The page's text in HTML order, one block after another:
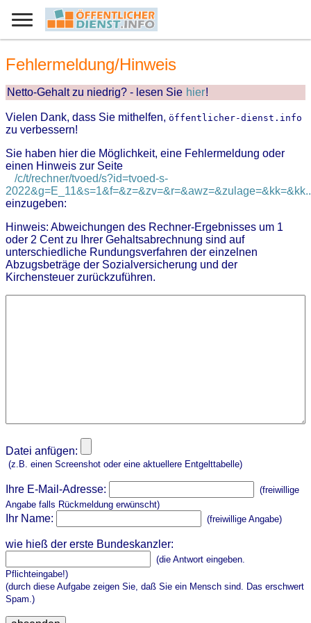
Fehlermeldung/Hinweis
Netto-Gehalt zu niedrig? - lesen Sie hier!
Vielen Dank, dass Sie mithelfen, öffentlicher-dienst.info
zu verbessern!
Sie haben hier die Möglichkeit, eine Fehlermeldung oder
einen Hinweis zur Seite
/c/t/rechner/tvoed/s?id=tvoed-s-
einzugeben:
Hinweis: Abweichungen des Rechner-Ergebnisses um 1
oder 2 Cent zu Ihrer Gehaltsabrechnung sind auf
unterschiedliche Rundungsverfahren der einzelnen
Abzugsbeträge der Sozialversicherung und der
Kirchensteuer zurückzuführen.
Datei anfügen:
(z.B. einen Screenshot oder eine aktuellere Entgelttabelle)
Ihre E-Mail-Adresse:
(freiwillige
Angabe falls Rückmeldung erwünscht)
Ihr Name: (freiwillige Angabe)
wie hieß der erste Bundeskanzler:
(die Antwort eingeben.
Pflichteingabe!)
(durch diese Aufgabe zeigen Sie, daß Sie ein Mensch sind. Das erschwert
Spam.)